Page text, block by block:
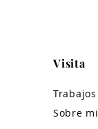
Visita
Trabajos
Sobre mi